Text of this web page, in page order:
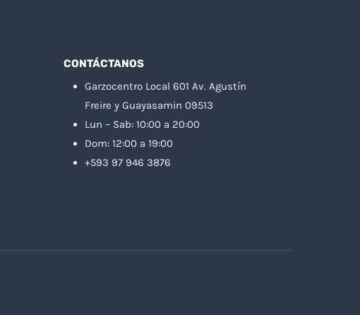
CONTÁCTANOS
Garzocentro Local 601 Av. Agustín
Freire y Guayasamin 09513
Lun – Sab: 10:00 a 20:00
Dom: 12:00 a 19:00
+593 97 946 3876